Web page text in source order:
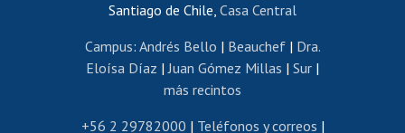
Certificado de renta honorarios
Editar páginas blancas
Extranjeras/os
Revalidación y reconocimiento de títulos
Santiago de Chile, Casa Central
Campus: Andrés Bello | Beauchef| Dra.
Eloísa Díaz |Juan Gómez Millas | Sur |
más recintos
+56 2 29782000 | Teléfonos y correos |